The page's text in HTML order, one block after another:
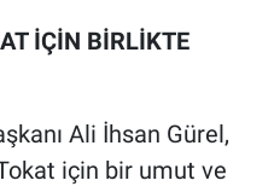
İÇİN BİRLİKTE
Ali İhsan Gürel,
için bir umut ve